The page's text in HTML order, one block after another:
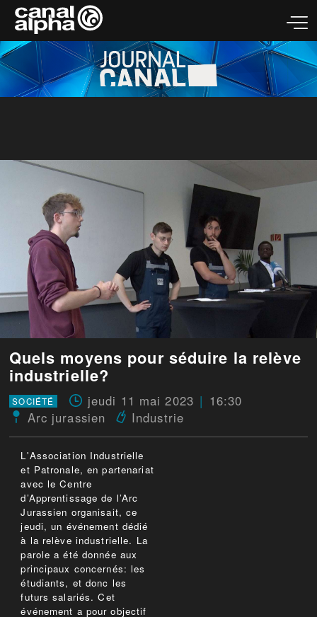
Quels moyens pour séduire la relève
industrielle?
SOCIÉTÉ jeudi 11 mai 2023
16:30
Arc jurassien
Industrie
L'Association Industrielle
et Patronale, en partenariat
avec le Centre
d’Apprentissage de l’Arc
Jurassien organisait, ce
jeudi, un événement dédié
à la relève industrielle. La
parole a été donnée aux
principaux concernés: les
étudiants, et donc les
futurs salariés. Cet
événement a pour objectif